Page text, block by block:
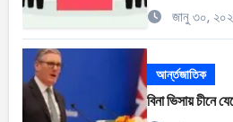
জানু ৩০,
আর্ন্তজাতিক
বিনা ভিসায় চীনে